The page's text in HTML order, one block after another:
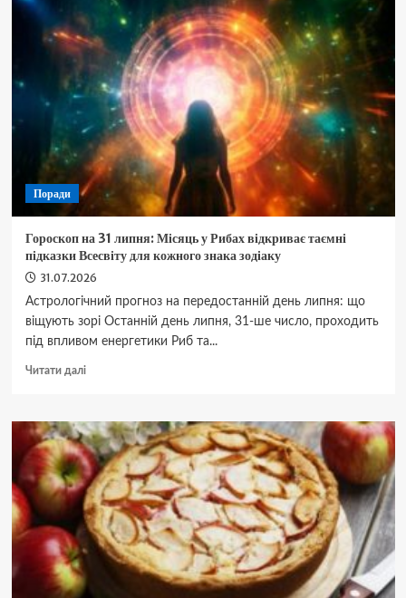
конкурента
Subaru
Outback:
легендарний
Accord
Crosstour
може
повернутися
Поради
Гороскоп на 31 липня: Місяць у Рибах відкриває таємні
підказки Всесвіту для кожного знака зодіаку
31.07.2026
Астрологічний прогноз на передостанній день липня: що
віщують зорі Останній день липня, 31-ше число, проходить
під впливом енергетики Риб та...
Читати даліДокладніше
на
31
липня:
Місяць
у
Рибах
відкриває
таємні
підказки
для